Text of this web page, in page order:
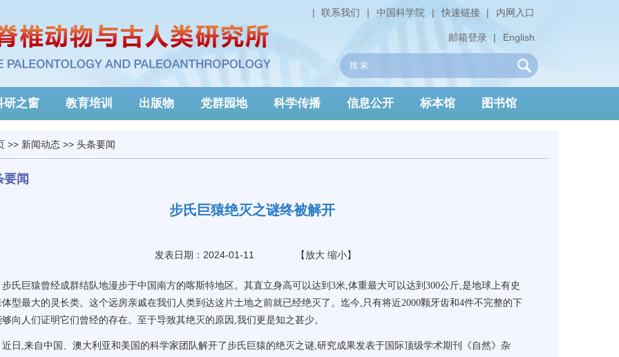
内网入口
|
快速链接
|
中国科学院
|
联系我们
|
English
|
邮箱登录
研之窗 教育培训 出版物 党群园地 科学传播 信息公开 标本馆 图书馆
>> 新闻动态>> 头条要闻
要闻
步氏巨猿绝灭之谜终被解开
发表日期：2024-01-11 【放大 缩小】
步氏巨猿曾经成群结队地漫步于中国南方的喀斯特地区。其直立身高可以达到3米,体重最大可以达到300公斤,是地球上有史
体型最大的灵长类。这个远房亲戚在我们人类到达这片土地之前就已经绝灭了。迄今,只有将近2000颗牙齿和4件不完整的下
够向人们证明它们曾经的存在。至于导致其绝灭的原因,我们更是知之甚少。
近日,来自中国、澳大利亚和美国的科学家团队解开了步氏巨猿的绝灭之谜,研究成果发表于国际顶级学术期刊《自然》杂